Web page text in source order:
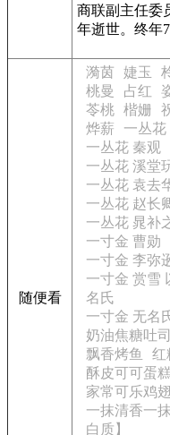
商联副主任委
年逝世。终年
随便看
漪茵 婕玉
桃曼
占红
苓桃 楷姗
烨薪
一丛花
一丛花 秦观
一丛花 溪堂
一丛花 袁去
一丛花 赵长
一丛花 晁补
一寸金 曹勋
一寸金 李弥
一寸金 赏雪
名氏
一寸金 无名
奶油焦糖吐司
飘香烤鱼
红
酥皮可可蛋糕
家常可乐鸡翅
一抹清香一
白质】